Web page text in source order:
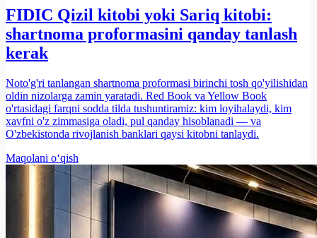
FIDIC Qizil kitobi yoki Sariq kitobi:
shartnoma proformasini qanday tanlash
kerak
Noto'g'ri tanlangan shartnoma proformasi birinchi tosh qo'yilishidan
oldin nizolarga zamin yaratadi. Red Book va Yellow Book
o'rtasidagi farqni sodda tilda tushuntiramiz: kim loyihalaydi, kim
xavfni o'z zimmasiga oladi, pul qanday hisoblanadi — va
O'zbekistonda rivojlanish banklari qaysi kitobni tanlaydi.
Maqolani o‘qish